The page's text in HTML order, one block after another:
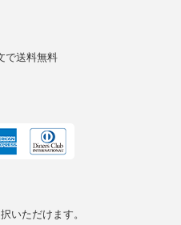
で送料無料
いただけます。